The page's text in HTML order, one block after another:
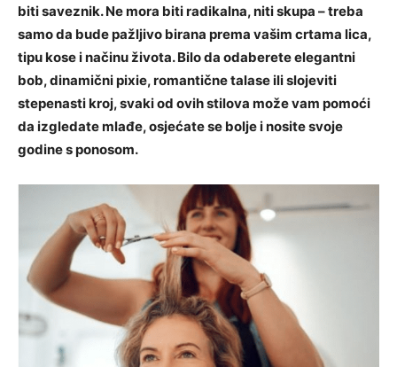
biti saveznik. Ne mora biti radikalna, niti skupa – treba
samo da bude pažljivo birana prema vašim crtama lica,
tipu kose i načinu života. Bilo da odaberete elegantni
bob, dinamični pixie, romantične talase ili slojeviti
stepenasti kroj, svaki od ovih stilova može vam pomoći
da izgledate mlađe, osjećate se bolje i nosite svoje
godine s ponosom.